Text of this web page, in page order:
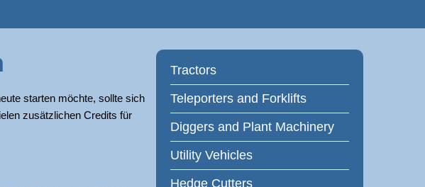
starten möchte, sollte sich
zusätzlichen Credits für
Tractors
Teleporters and Forklifts
Diggers and Plant Machinery
Utility Vehicles
Hedge Cutters